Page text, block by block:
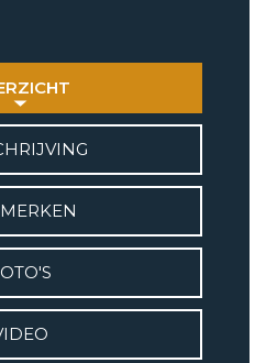
VETEBE
VETEBE
INSTAGRAM
FACEBOOK
LINKEDIN